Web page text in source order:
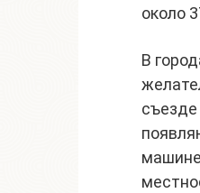
около
В
съезде